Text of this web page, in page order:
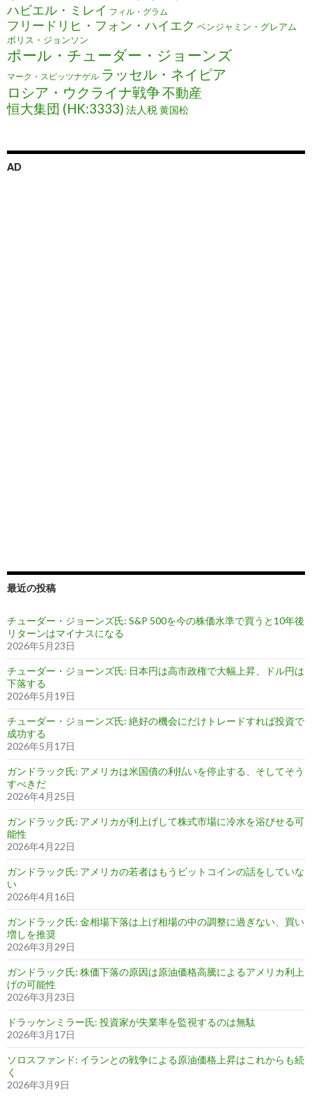
ハビエル・ミレイ フィル・グラム
フリードリヒ・フォン・ハイエク ベンジャミン・グレアム
ボリス・ジョンソン
ポール・チューダー・ジョーンズ
マーク・スピッツナゲル ラッセル・ネイピア
ロシア・ウクライナ戦争不動産
恒大集団 (HK:3333) 法人税黄国松
AD
最近の投稿
チューダー・ジョーンズ氏: S&P 500を今の株価水準で買うと10年後
リターンはマイナスになる
2026年5月23日
チューダー・ジョーンズ氏: 日本円は高市政権で大幅上昇、ドル円は
下落する
2026年5月19日
チューダー・ジョーンズ氏: 絶好の機会にだけトレードすれば投資で
成功する
2026年5月17日
ガンドラック氏: アメリカは米国債の利払いを停止する、そしてそう
すべきだ
2026年4月25日
ガンドラック氏: アメリカが利上げして株式市場に冷水を浴びせる可
能性
2026年4月22日
ガンドラック氏: アメリカの若者はもうビットコインの話をしていな
い
2026年4月16日
ガンドラック氏: 金相場下落は上げ相場の中の調整に過ぎない、買い
増しを推奨
2026年3月29日
ガンドラック氏: 株価下落の原因は原油価格高騰によるアメリカ利上
げの可能性
2026年3月23日
ドラッケンミラー氏: 投資家が失業率を監視するのは無駄
2026年3月17日
ソロスファンド: イランとの戦争による原油価格上昇はこれからも続
く
2026年3月9日